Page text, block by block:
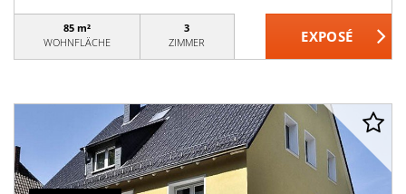
85 m²
WOHNFLÄCHE
3
ZIMMER